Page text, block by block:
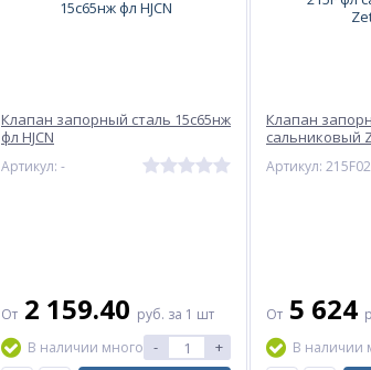
Клапан запорный сталь 15с65нж
фл HJCN
Артикул: -
От 2 159.40 руб. за 1 шт
В наличии много - +
Клапан
сальниковый
Артикул:
От 5 624
В наличии